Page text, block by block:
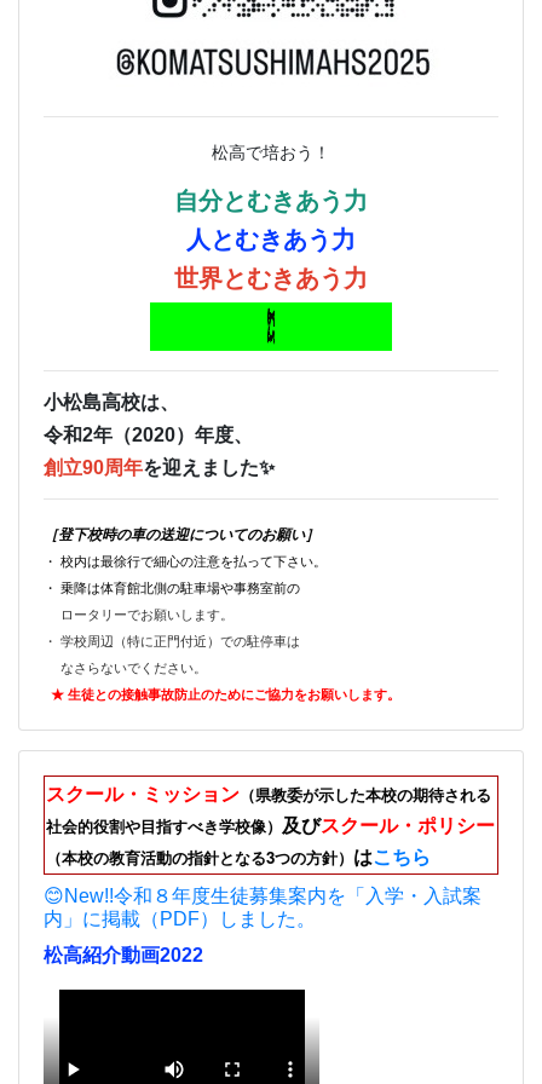
松高で培おう！
自分とむきあう力
人とむきあう力
世界とむきあう力
小松島高校は、
令和2年（2020）年度、
創立90周年を迎えました✨
［登下校時の車の送迎についてのお願い］
・ 校内は最徐行で細心の注意を払って下さい。
・ 乗降は体育館北側の駐車場や事務室前の
ロータリーでお願いします。
・ 学校周辺（特に正門付近）での駐停車は
なさらないでください。
★ 生徒との接触事故防止のためにご協力をお願いします。
スクール・ミッション （県教委が示した本校の期待される
社会的役割や目指すべき学校像） 及びスクール・ポリシー
（本校の教育活動の指針となる3つの方針） はこちら
😊New!!令和８年度生徒募集案内を「入学・入試案
内」に掲載（PDF）しました。
松高紹介動画2022